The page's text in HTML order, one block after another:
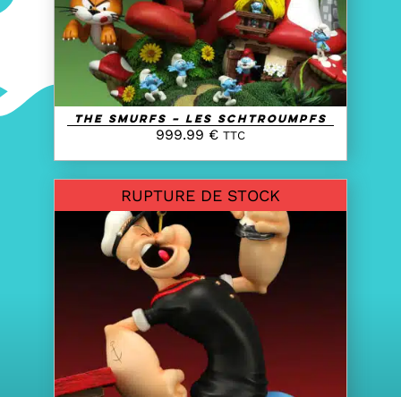
The Smurfs – Les Schtroumpfs
999.99 € TTC
RUPTURE DE STOCK
DETAILS